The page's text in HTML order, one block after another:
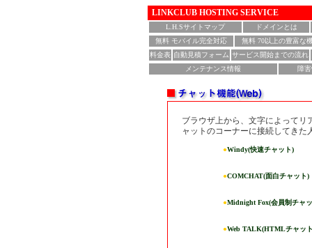
LINKCLUB HOSTING SERVICE
L.H.Sサイトマップ
ドメインとは
無料 モバイル完全対応
無料 70以上の豊富な
料金表 自動見積フォーム サービス開始までの流れ
メンテナンス情報
障
ブラウザ上から、文字によってリ
ャットのコーナーに接続してきた
●Windy(快速チャット)
●COMCHAT(面白チャット)
●Midnight Fox(会員制チャ
●Web TALK(HTMLチャッ